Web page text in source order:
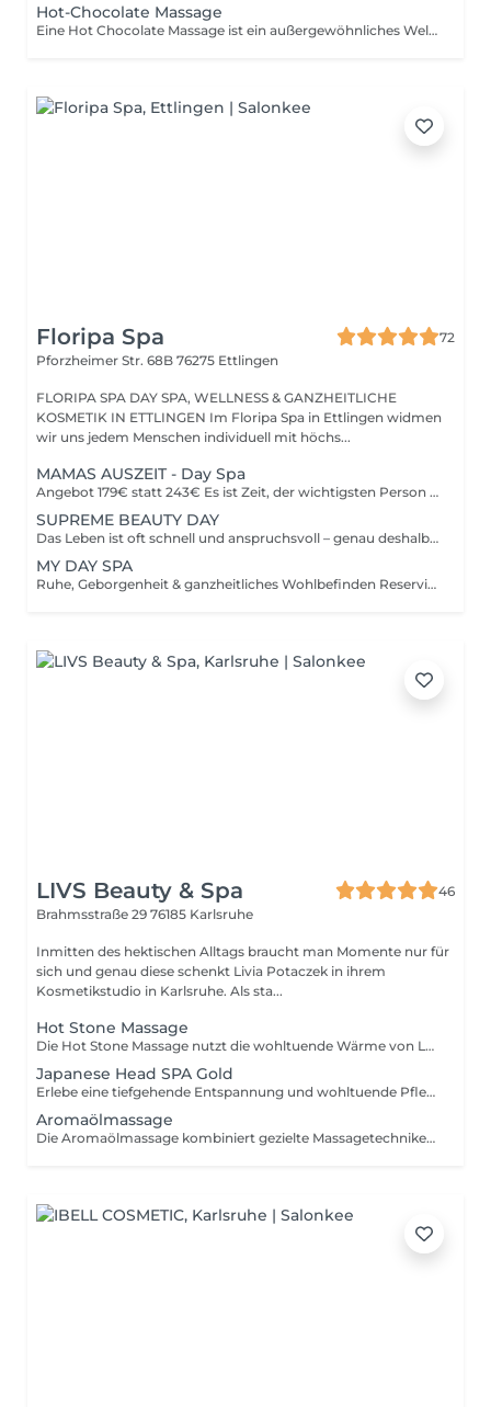
Hot-Chocolate Massage
Eine Hot Chocolate Massage ist ein außergewöhnliches Wellness-Erlebnis für die Sinne und ein Hochgenuss für seidigweiche und zarte Haut. Es ist eine Massage, bei der warme, flüssige Schokolade auf den Körper gegossen und anschließend verrieben wird. So sollen so genannte Glückshormone (Endorphine) im Körper freigesetzt werden. Mit ihrem Schokoladenduft wird sie häufig als sehr angenehm empfunden. Diese Schokoladenmassage ist eine reine Wellnessmassage, die alle Sinne anspricht und zudem die Haut pflegt. Die behandelte Haut wirkt nach der Hot Chocolate Massage strahlend und bleibt noch lange geschmeidig, glatt und zart. Ein schokoladiges Erlebnis für Körper und Seele.
Floripa Spa
72
Pforzheimer Str. 68B 76275 Ettlingen
FLORIPA SPA DAY SPA, WELLNESS & GANZHEITLICHE
KOSMETIK IN ETTLINGEN Im Floripa Spa in Ettlingen widmen
wir uns jedem Menschen individuell mit höchs...
MAMAS AUSZEIT - Day Spa
Angebot 179€ statt 243€ Es ist Zeit, der wichtigsten Person eine besondere Freude zu machen Mama Ob für Mütter oder werdende Mamas: Diese liebevoll gestaltete Day Spa Auszeit schenkt tiefe Entspannung, neue Energie und bewusste Selbstfürsorge. Der Day Spa Mamas Auszeit vereint wohltuende Körperbehandlungen, sanfte Entlastung und gepflegte Schönheit perfekt zum Abschalten, Loslassen und Auftanken. Inklusive Behandlungen im Überblick: 1. Fußpflege Basic inkl. Calluspeeling 50Min. oder Classic (inkl. Lackierung) 90Min. Pflegende Fußbehandlung mit sanfter Hornhautentfernung zur Förderung des Wohlbefindens. Ideal zur Entlastung müder Füße besonders wohltuend während oder nach der Schwangerschaft. 2. Brazilian Lymphdrainage / Schwangerschafts- & postnatale Massage 50Min. Sanfte, rhythmische Massage zur Aktivierung des Lymphsystems. Wirkt entstauend, beruhigend und unterstützt die natürliche Regeneration des Körpers ideal bei schweren Beinen, Wassereinlagerungen und Stress. 3. Flash Gesichtsbehandlung 30Min. Entspannende und pflegende Gesichtsbehandlung mit hochwertiger Naturkosmetik für frische Ausstrahlung und neue Energie. Reinigung, Pflege und bewusste Entspannung ein Moment ganz für dich. Deine Vorteile: - Tiefenentspannung für Körper & Geist. - Ideal für Mamas & werdende Mamas. - Mamas dürfen ihr Baby bei Bedarf gerne mitbringen. - Bitte gib uns bei der Buchung Bescheid, falls du Unterstützung benötigst wir kümmern uns liebevoll darum. - Ganzheitliches Spa-Erlebnis in Bioqualität und Hochleistung. - Hochwertige, natürliche Pflegeprodukte. - Ruhige, liebevolle Atmosphäre. Aktion gültig auf unbestimmte Zeit. Nach Beendigung der Aktion kann der Gutschein im Wert von 179,00 € für alle unsere Dienstleistungen und Produkte innerhalb eines Zeitraums von 3 Jahren eingelöst werden.
SUPREME BEAUTY DAY
Das Leben ist oft schnell und anspruchsvoll – genau deshalb haben wir unseren absoluten Liebling kreiert: Der Supreme Beauty Day ist unser exklusives Rundum-Verwöhnpaket für dich. Freue dich auf eine perfekt abgestimmte Kombination aus Maniküre, Pediküre, Massage und Gesichtsbehandlung – alles an einem einzigen Tag. Angebot: 289€ statt 334€ Behandlungen im Überblick: 1. Entspannende Ganzkörpermassage 50Min. Wähle zwischen einer Vital Touch Massage oder einer Brazilian-Lymphdrainage. Löst Verspannungen, fördert die Durchblutung und unterstützt die bewusste Verbindung mit deinem Körper. Für tiefe Entspannung und energetische Balance. 2. Flash Ritual Facial - Gesichtsbehandlung 30Min. Luxuriöse Naturkosmetik von Phyt's - inklusive japanische Gesichtsmassage Kobido – natürliches Gesichtslifting. 3. Fußpflege 60Min. Inklusive sanfter Hornhautentfernung und ohne oder mit wahlweise Lackierung. Pflegt und verwöhnt müde Füße für ein rundum gepflegtes Wohlgefühl. 4. Maniküre 60Min. Handpflege mit Handmassage und ohne oder mit wahlweise Lackierung, für weiche, gepflegte Hände. Perfekt für kleine Verwöhnmomente und schöne Nägel. Erlebe tiefgehende Entspannung, gepflegte Schönheit und pure Erholung in einer Atmosphäre voller Komfort und stilvoller Eleganz – ganz so, wie du es vom Floripa Spa kennst. Gönn dir ein einzigartiges Spa-Erlebnis, bei dem Körper, Haut und Energie in vollkommene Harmonie kommen. Unser neuer Supreme Beauty Day wurde für alle geschaffen, die entschleunigen möchten, bewusst umsorgt werden wollen und sich innerlich wie äußerlich erneuert fühlen möchten.
MY DAY SPA
Ruhe, Geborgenheit & ganzheitliches Wohlbefinden Reserviere wertvolle Zeit nur für dich und genieße ein entspanntes Spa-Erlebnis, das Körper, Geist und Seele verwöhnt. Perfekt für alle, die abschalten, loslassen und neue Energie tanken möchten. Im My Day Spa verbinden sich liebevoll ausgewählte Anwendungen zu einem harmonischen Wohlfühlerlebnis inklusive entspannender Massage, vitalisierendem Fußbad und erholsamer Pflege. Inklusive Behandlungen im Überblick: 1. Begrüßung & Tee von Team Dr. Joseph (Südtirol) Genieße eine Tasse hochwertigen Kräutertee als Einstieg in deinen entspannten Spa-Tag Ruhe, Genuss und Achtsamkeit von Anfang an. 2. Mani Express Schöne, gepflegte und hydratisierte Nägel 3. Vitalisierendes Fußbad Sanftes Fußbad zur Belebung der Sinne und zur Förderung des Wohlbefindens während der Maniküre. Bereitet Körper und Geist optimal auf die folgenden Behandlungen vor. 3. Vital Touch Ganzkörpermassage 50Min. Wohltuende Massage zur Lockerung der Muskulatur, Stressabbau und tiefem Entspannen. Ideal zur Förderung von Durchblutung, Energiefluss und innerer Balance. 4. Flash Ritual Facial - Gesichtsbehandlung 30Min. Luxuriöse Naturkosmetik von Phyt's - inklusive japanische Gesichtsmassage Kobido – natürliches Gesichtslifting. Alles mit Liebe für dich gestaltet! Preis & Aktion: 190,- € statt 267,- € Aktion gültig auf unbestimmte Zeit. Nach Beendigung der Aktion kann der Gutschein im Wert von 190,- € für alle Dienstleistungen und Produkte im Floripa Spa innerhalb eines Zeitraums von 3 Jahren eingelöst werden.
LIVS Beauty & Spa
46
Brahmsstraße 29 76185 Karlsruhe
Inmitten des hektischen Alltags braucht man Momente nur für
sich und genau diese schenkt Livia Potaczek in ihrem
Kosmetikstudio in Karlsruhe. Als sta...
Hot Stone Massage
Die Hot Stone Massage nutzt die wohltuende Wärme von Lavasteinen, um Verspannungen zu lösen und die Durchblutung zu fördern. Diese Behandlung bringt Körper und Geist in Balance und sorgt für tiefe Entspannung.
Japanese Head SPA Gold
Erlebe eine tiefgehende Entspannung und wohltuende Pflege mit dem Japanese Head SPA. Diese einzigartige Behandlung kombiniert sanfte Massagetechniken und pflegende Essenzen, um Verspannungen zu lösen, die Kopfhaut zu revitalisieren und das Haar zu stärken. Ein Verwöhnmoment für Körper und Geist für gesunde Kopfhaut und seidig glänzendes Haar. - Therapie mit ausgewähltem Aroma - Hochfrequenztherapie - Kopfmassagen - Intensive Kopfhaut Reinigung mit Dampf - Haarwäsche - Haarmaske / Conditioner - Schulter- & Nackenmassage - Gesichtsmassage & Maske - Hals- & Dekolleté-Schäumereinigung - Föhnstation vor Ort - Abschlusspflege - Ausklang mit Tee/ Wasser
Aromaölmassage
Die Aromaölmassage kombiniert gezielte Massagetechniken mit hochwertigen ätherischen Ölen, um Körper und Geist zu entspannen. Diese Behandlung fördert das Wohlbefinden, lindert Verspannungen und verwöhnt die Sinne mit angenehmen Düften.